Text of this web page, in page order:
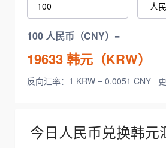
100 人民币（CNY）=
19633韩元（KRW）
反向汇率：1 KRW = 0.0051 CNY
今日人民币兑换韩元